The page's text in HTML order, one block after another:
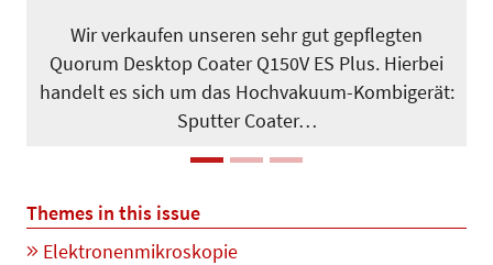
Wir verkaufen unseren sehr gut gepflegten
Quorum Desktop Coater Q150V ES Plus. Hierbei
handelt es sich um das Hochvakuum-Kombigerät:
Sputter Coater…
Themes in this issue
Elektronenmikroskopie